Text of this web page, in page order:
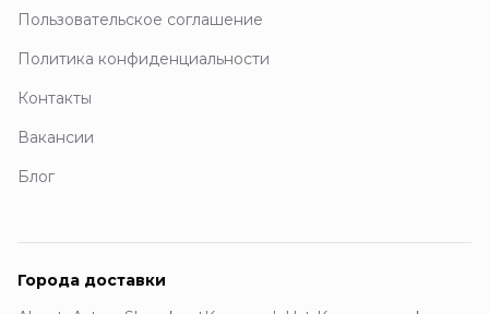
Пользовательское соглашение
Политика конфиденциальности
Контакты
Вакансии
Блог
Города доставки